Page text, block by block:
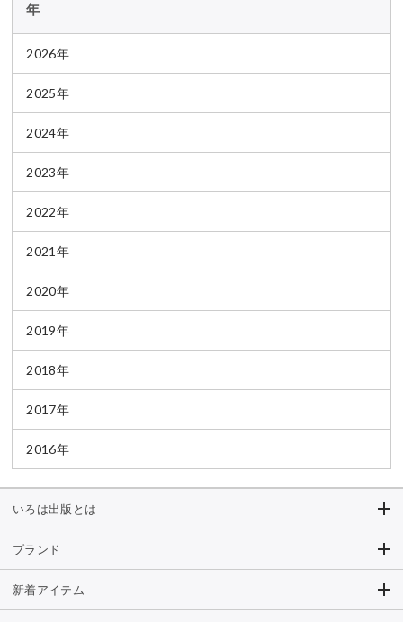
年
2026年
2025年
2024年
2023年
2022年
2021年
2020年
2019年
2018年
2017年
2016年
いろは出版とは
ブランド
新着アイテム